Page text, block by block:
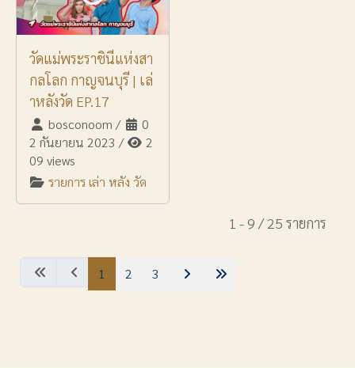
วัดแม่พระราชินีแห่งสา
กลโลก กาญจนบุรี | เล่
าหลังวัด EP.17
bosconoom /
0
2 กันยายน 2023 /
2
09 views
รายการ เล่า หลัง วัด
1 - 9 / 25 รายการ
1 2 3